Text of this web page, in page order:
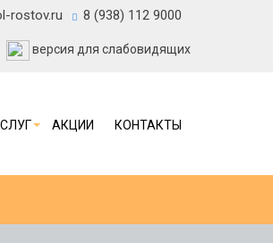
8 (938) 112 9000
rostov.ru
версия для слабовидящих
АКЦИИ КОНТАКТЫ